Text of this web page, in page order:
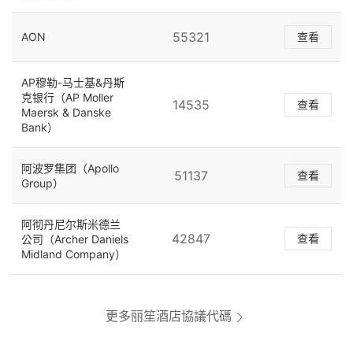
AON 55321 查看
AP穆勒-马士基&丹斯
克银行（AP Moller
Maersk & Danske
Bank）
14535 查看
阿波罗集团（Apollo
Group）
51137 查看
阿彻丹尼尔斯米德兰
公司（Archer Daniels
Midland Company）
42847 查看
更多丽笙酒店協議代碼